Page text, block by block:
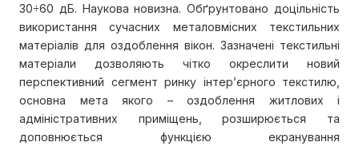
30÷60 дБ. Наукова новизна. Обґрунтовано доцільність
використання сучасних металовмісних текстильних
матеріалів для оздоблення вікон. Зазначені текстильні
матеріали дозволяють чітко окреслити новий
перспективний сегмент ринку інтер’єрного текстилю,
основна мета якого – оздоблення житлових і
адміністративних приміщень, розширюється та
доповнюється функцією екранування